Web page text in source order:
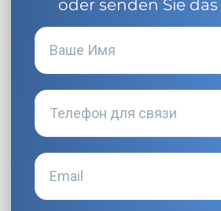
oder senden Sie